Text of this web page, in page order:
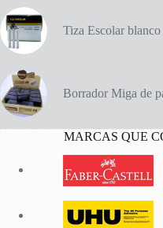
Tiza Escolar
Borrador Miga de
MARCAS QUE